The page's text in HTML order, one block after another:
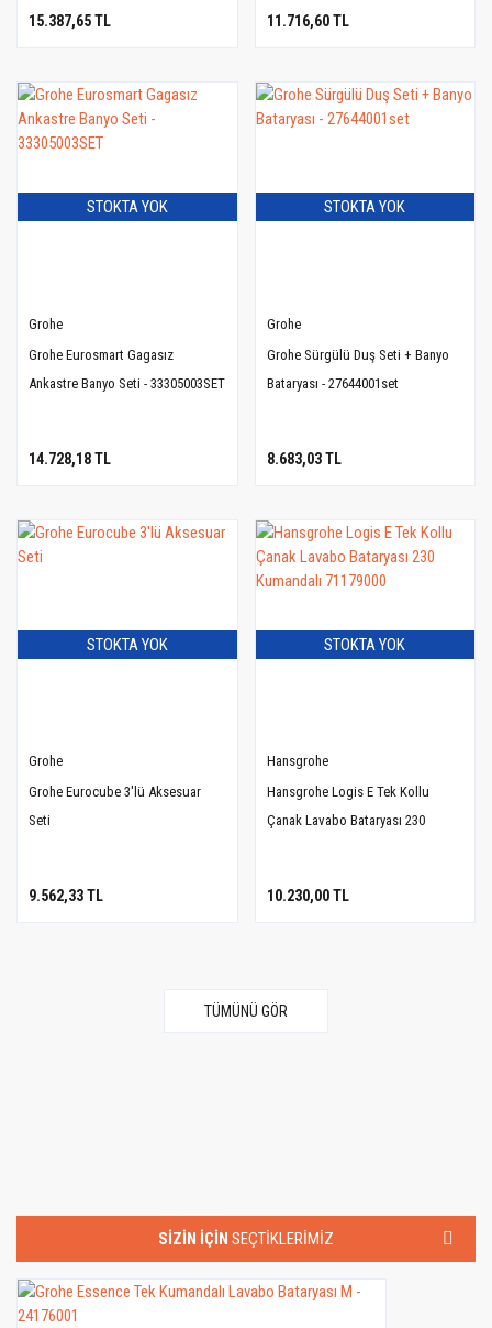
15.387,65 TL 11.716,60 TL
STOKTA YOK
Grohe
Grohe Eurosmart Gagasız
Ankastre Banyo Seti - 33305003SET
14.728,18 TL
STOKTA YOK
Grohe
Grohe Sürgülü Duş Seti + Banyo
Bataryası - 27644001set
8.683,03 TL
STOKTA YOK
Grohe
Grohe Eurocube 3'lü Aksesuar
Seti
9.562,33 TL
STOKTA YOK
Hansgrohe
Hansgrohe Logis E Tek Kollu
Çanak Lavabo Bataryası 230
10.230,00 TL
TÜMÜNÜ GÖR
SİZİN İÇİN SEÇTİKLERİMİZ
YENİ GELENÜRÜNLERİMİZ
STOK TEMİZLEME